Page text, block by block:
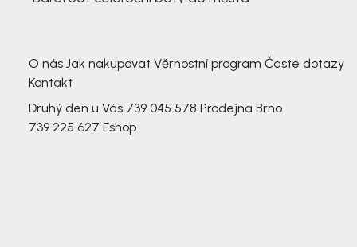
O nás Jak nakupovat Věrnostní program Časté dotazy
Kontakt
Druhý den u Vás 739 045 578 Prodejna Brno
739 225 627 Eshop